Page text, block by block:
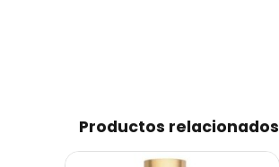
Productos relacionados